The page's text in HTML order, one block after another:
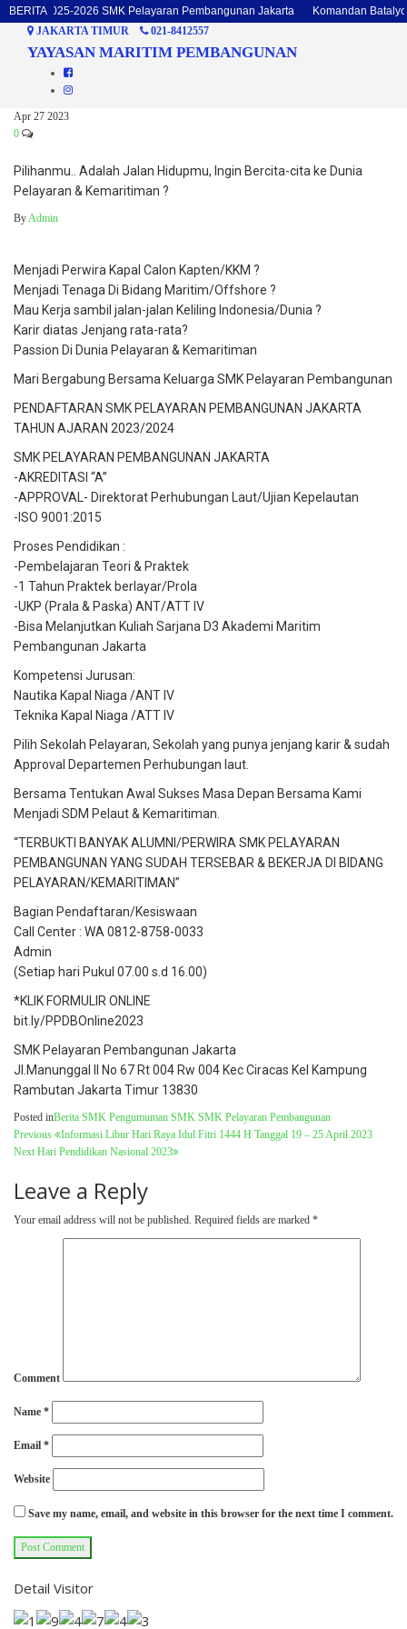
BERITA2025-2026 SMK Pelayaran Pembangunan Jakarta
Komandan
JAKARTA TIMUR
021-8412557
YAYASAN MARITIM PEMBANGUNAN
Apr 27 2023
0
Pilihanmu.. Adalah Jalan Hidupmu, Ingin Bercita-cita ke Dunia
Pelayaran & Kemaritiman ?
ByAdmin
Menjadi Perwira Kapal Calon Kapten/KKM ?
Menjadi Tenaga Di Bidang Maritim/Offshore ?
Mau Kerja sambil jalan-jalan Keliling Indonesia/Dunia ?
Karir diatas Jenjang rata-rata?
Passion Di Dunia Pelayaran & Kemaritiman
Mari Bergabung Bersama Keluarga SMK Pelayaran Pembangunan
PENDAFTARAN SMK PELAYARAN PEMBANGUNAN JAKARTA
TAHUN AJARAN 2023/2024
SMK PELAYARAN PEMBANGUNAN JAKARTA
-AKREDITASI “A”
-APPROVAL- Direktorat Perhubungan Laut/Ujian Kepelautan
-ISO 9001:2015
Proses Pendidikan :
-Pembelajaran Teori & Praktek
-1 Tahun Praktek berlayar/Prola
-UKP (Prala & Paska) ANT/ATT IV
-Bisa Melanjutkan Kuliah Sarjana D3 Akademi Maritim
Pembangunan Jakarta
Kompetensi Jurusan:
Nautika Kapal Niaga /ANT IV
Teknika Kapal Niaga /ATT IV
Pilih Sekolah Pelayaran, Sekolah yang punya jenjang karir & sudah
Approval Departemen Perhubungan laut.
Bersama Tentukan Awal Sukses Masa Depan Bersama Kami
Menjadi SDM Pelaut & Kemaritiman.
“TERBUKTI BANYAK ALUMNI/PERWIRA SMK PELAYARAN
PEMBANGUNAN YANG SUDAH TERSEBAR & BEKERJA DI BIDANG
PELAYARAN/KEMARITIMAN”
Bagian Pendaftaran/Kesiswaan
Call Center : WA 0812-8758-0033
Admin
(Setiap hari Pukul 07.00 s.d 16.00)
*KLIK FORMULIR ONLINE
bit.ly/PPDBOnline2023
SMK Pelayaran Pembangunan Jakarta
Jl.Manunggal II No 67 Rt 004 Rw 004 Kec Ciracas Kel Kampung
Rambutan Jakarta Timur 13830
Posted inBerita SMK Pengumuman SMK SMK Pelayaran Pembangunan
Previous
Informasi Libur Hari Raya Idul Fitri 1444 H Tanggal 19 – 25 April 2023
Next Hari Pendidikan Nasional 2023
Leave a Reply
Your email address will not be published. Required fields are marked *
Comment
Name *
Email *
Website
Save my name, email, and website in this browser for the next time I comment.
Detail Visitor